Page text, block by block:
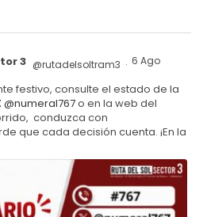
3 @rutadelsoltram3 · 6 Ago
festivo, consulte el estado de la
@numeral767o en la web del
conduzca con
que cada decisión cuenta. ¡En la